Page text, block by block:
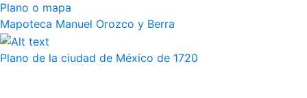
Plano o mapa
Mapoteca Manuel Orozco y Berra
Plano de la ciudad de México de 1720